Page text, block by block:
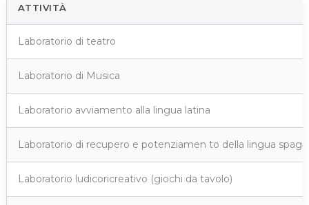
ATTIVITÀ
Laboratorio di teatro
Laboratorio di Musica
Laboratorio avviamento alla lingua latina
Laboratorio di recupero e potenziamen to della lingua
Laboratorio ludicoricreativo (giochi da tavolo)